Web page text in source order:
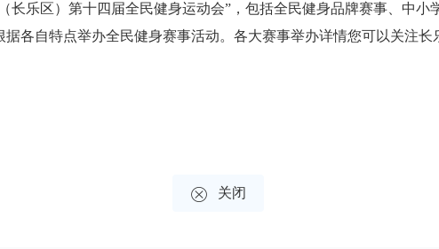
长乐区）第十四届全民健身运动会”，包括全民健身品牌赛事、中
各自特点举办全民健身赛事活动。各大赛事举办详情您可以关注
 关闭